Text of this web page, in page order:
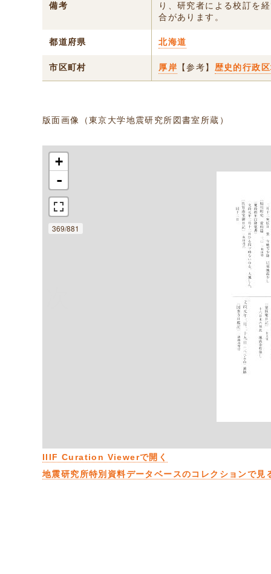
備考
り、研究者による校訂を
合があります。
都道府県 北海道
市区町村 厚岸 【参考】 歴史的行政
版面画像（東京大学地震研究所図書室所蔵）
+
-
369/881
IIIF Curation Viewerで開く
地震研究所特別資料データベースのコレクションで見